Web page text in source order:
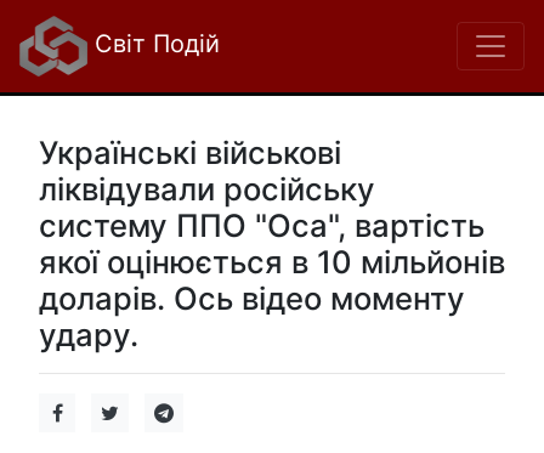
Світ Подій
Українські військові
ліквідували російську
систему ППО "Оса", вартість
якої оцінюється в 10 мільйонів
доларів. Ось відео моменту
удару.